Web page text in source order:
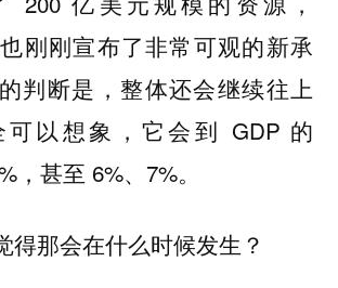
刚刚宣布了非常可观的新承
判断是，整体还会继续往上
以想象，它会到 GDP 的
，甚至 6%、7%。
得那会在什么时候发生？